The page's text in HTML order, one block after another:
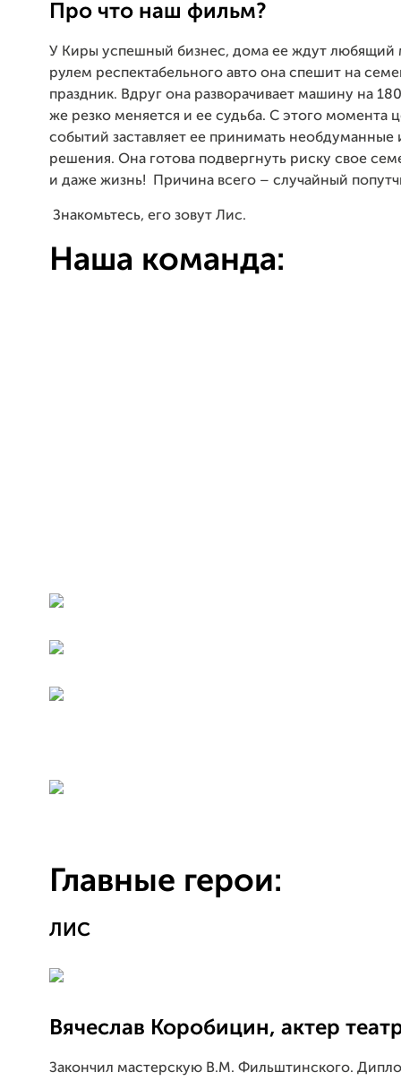
Про что наш фильм?
У Киры успешный бизнес, дома ее ждут
рулем респектабельного авто она спешит на
праздник. Вдруг она разворачивает машину на
же резко меняется и ее судьба. С этого момента
событий заставляет ее принимать необдуманные
решения. Она готова подвергнуть риску свое
и даже жизнь! Причина всего – случайный
Знакомьтесь, его зовут Лис.
Наша команда:
Главные герои:
ЛИС
Вячеслав Коробицин, актер
Закончил мастерскую В.М. Фильштинского.